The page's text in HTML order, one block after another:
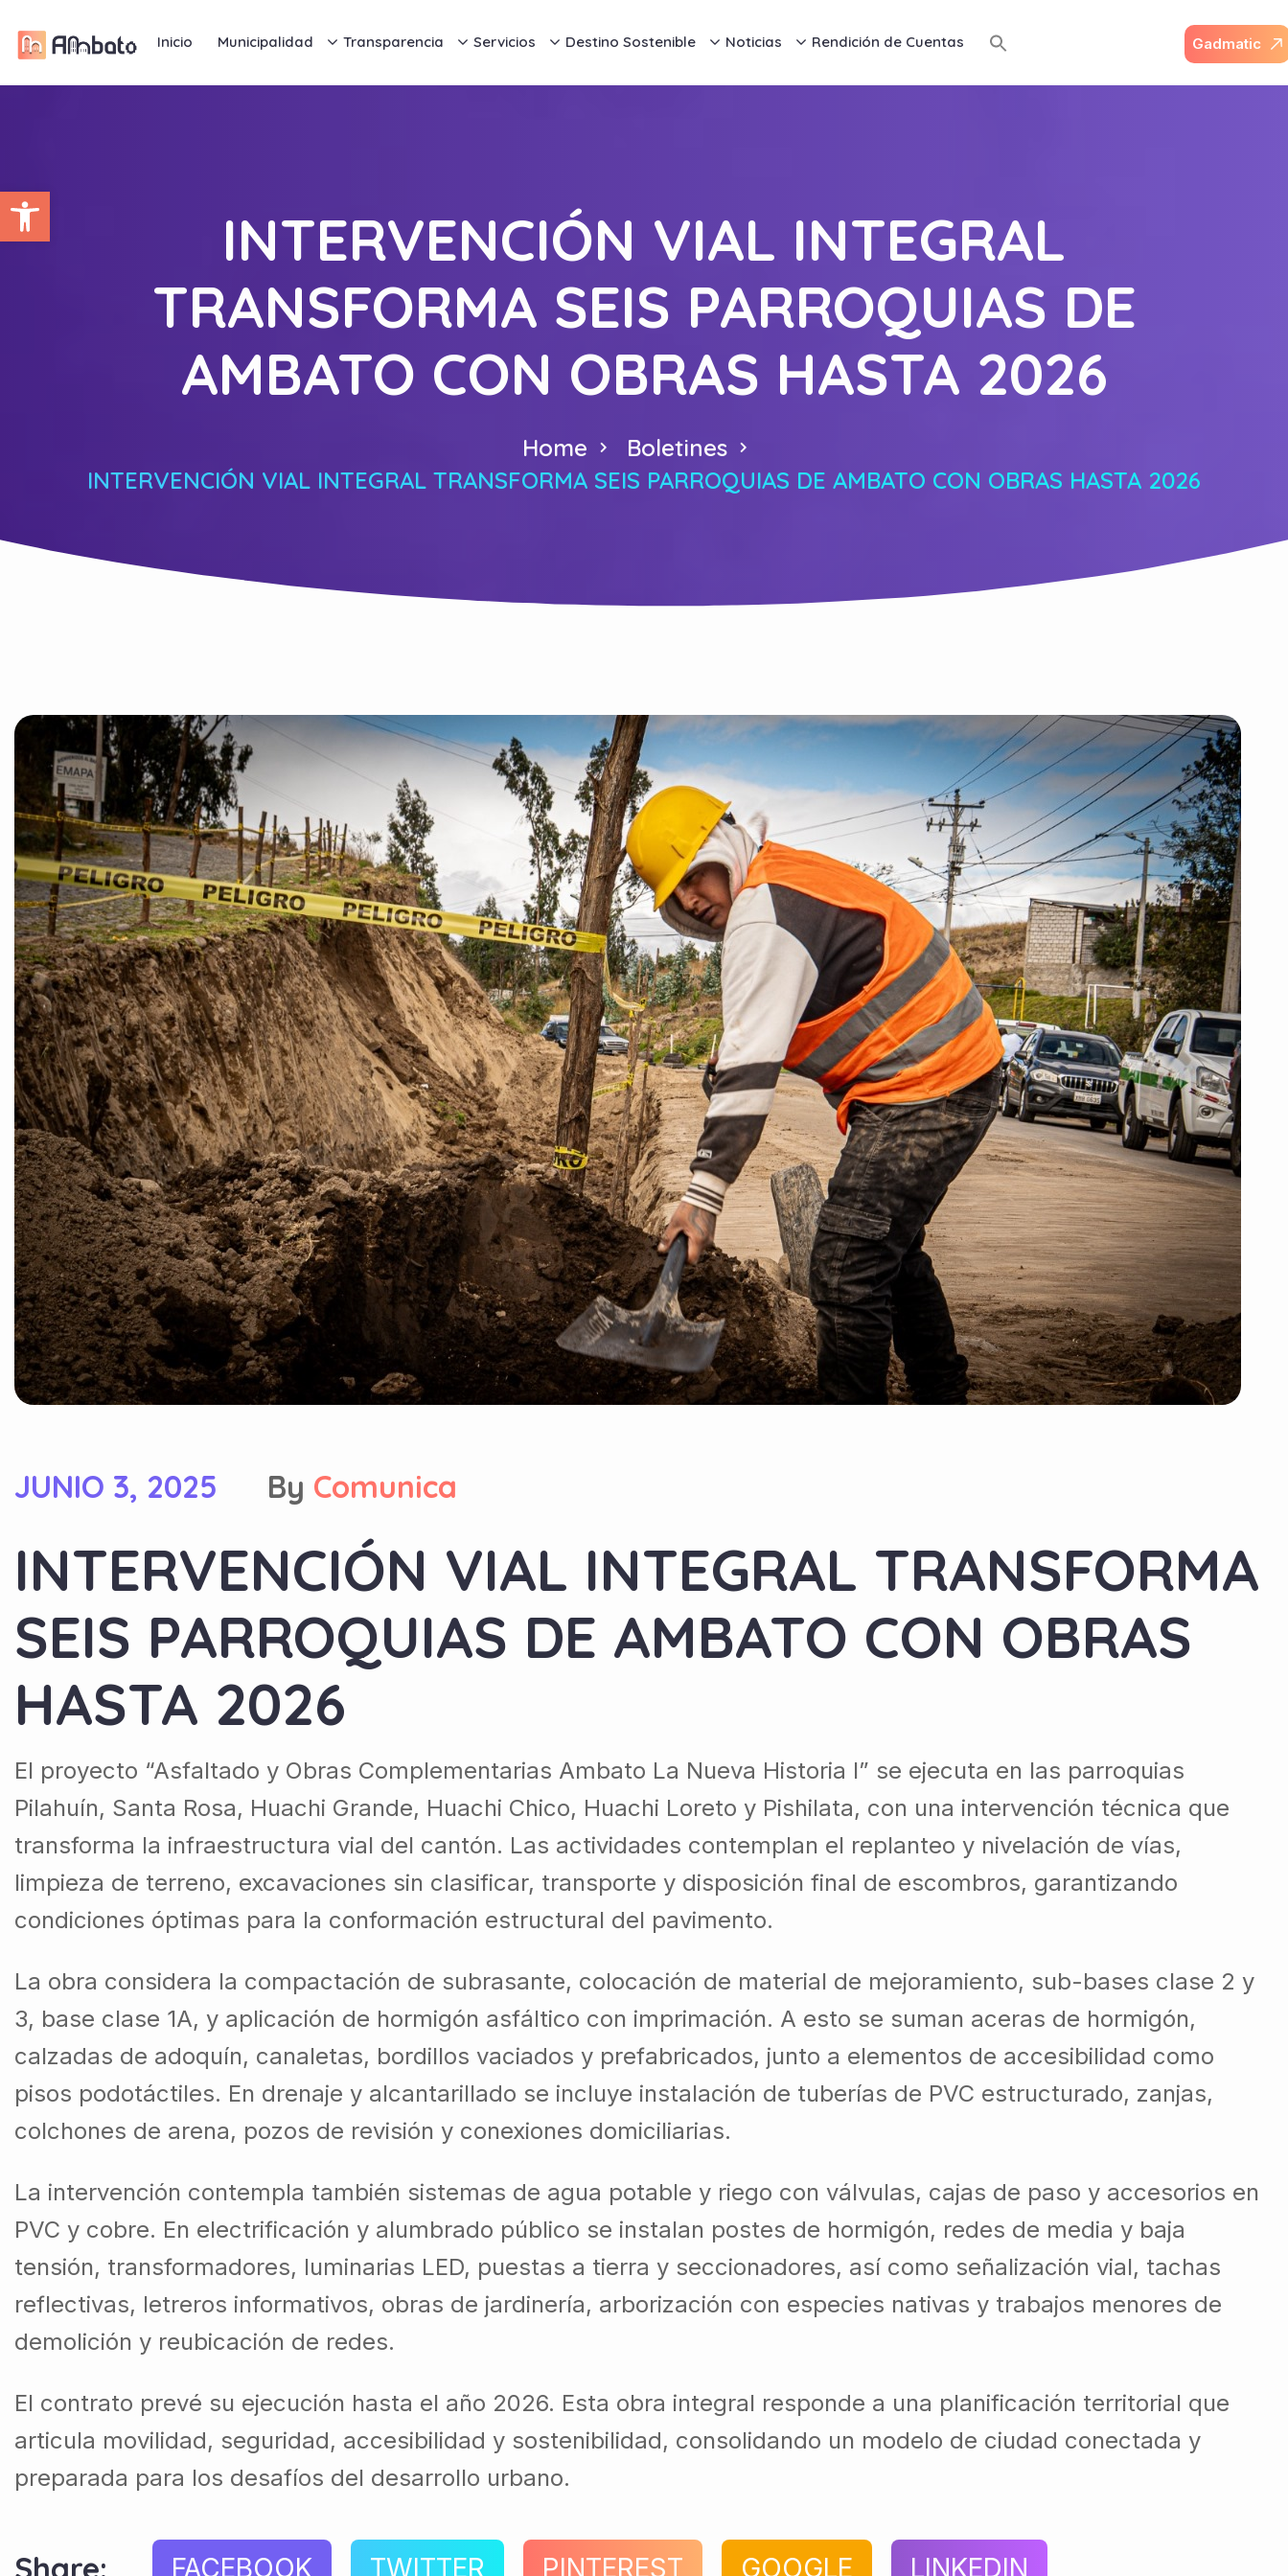
Abrir barra de herramientas
Inicio Municipalidad Transparencia Servicios Destino Sostenible Noticias Rendición de Cuentas Gadmatic
INTERVENCIÓN VIAL INTEGRAL
TRANSFORMA SEIS PARROQUIAS DE
AMBATO CON OBRAS HASTA 2026
Home
Boletines
INTERVENCIÓN VIAL INTEGRAL TRANSFORMA SEIS PARROQUIAS DE AMBATO CON OBRAS HASTA 2026
JUNIO 3, 2025 By Comunica
INTERVENCIÓN VIAL INTEGRAL TRANSFORMA
SEIS PARROQUIAS DE AMBATO CON OBRAS
HASTA 2026
El proyecto “Asfaltado y Obras Complementarias Ambato La Nueva Historia I” se ejecuta en las parroquias
Pilahuín, Santa Rosa, Huachi Grande, Huachi Chico, Huachi Loreto y Pishilata, con una intervención técnica que
transforma la infraestructura vial del cantón. Las actividades contemplan el replanteo y nivelación de vías,
limpieza de terreno, excavaciones sin clasificar, transporte y disposición final de escombros, garantizando
condiciones óptimas para la conformación estructural del pavimento.
La obra considera la compactación de subrasante, colocación de material de mejoramiento, sub-bases clase 2 y
3, base clase 1A, y aplicación de hormigón asfáltico con imprimación. A esto se suman aceras de hormigón,
calzadas de adoquín, canaletas, bordillos vaciados y prefabricados, junto a elementos de accesibilidad como
pisos podotáctiles. En drenaje y alcantarillado se incluye instalación de tuberías de PVC estructurado, zanjas,
colchones de arena, pozos de revisión y conexiones domiciliarias.
La intervención contempla también sistemas de agua potable y riego con válvulas, cajas de paso y accesorios en
PVC y cobre. En electrificación y alumbrado público se instalan postes de hormigón, redes de media y baja
tensión, transformadores, luminarias LED, puestas a tierra y seccionadores, así como señalización vial, tachas
reflectivas, letreros informativos, obras de jardinería, arborización con especies nativas y trabajos menores de
demolición y reubicación de redes.
El contrato prevé su ejecución hasta el año 2026. Esta obra integral responde a una planificación territorial que
articula movilidad, seguridad, accesibilidad y sostenibilidad, consolidando un modelo de ciudad conectada y
preparada para los desafíos del desarrollo urbano.
Share: FACEBOOK TWITTER PINTEREST GOOGLE LINKEDIN